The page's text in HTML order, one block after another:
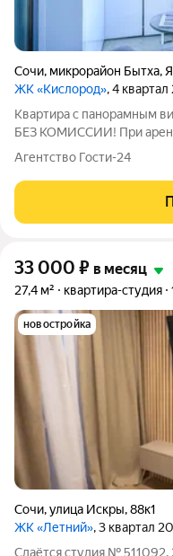
Сочи, микрорайон Бытха,
ЖК «Кислород», 4
Квартира с панорамным
БЕЗ КОМИССИИ! При
договорённости. ЖК
великолепные пейзажи в
Агентство Гости-24
33 000 ₽ в месяц
27,4 м² квартира-студия
новостройка
Сочи,улица Искры,88к1
ЖК «Летний», 3 квартал
Сдаётся студия № 511092,